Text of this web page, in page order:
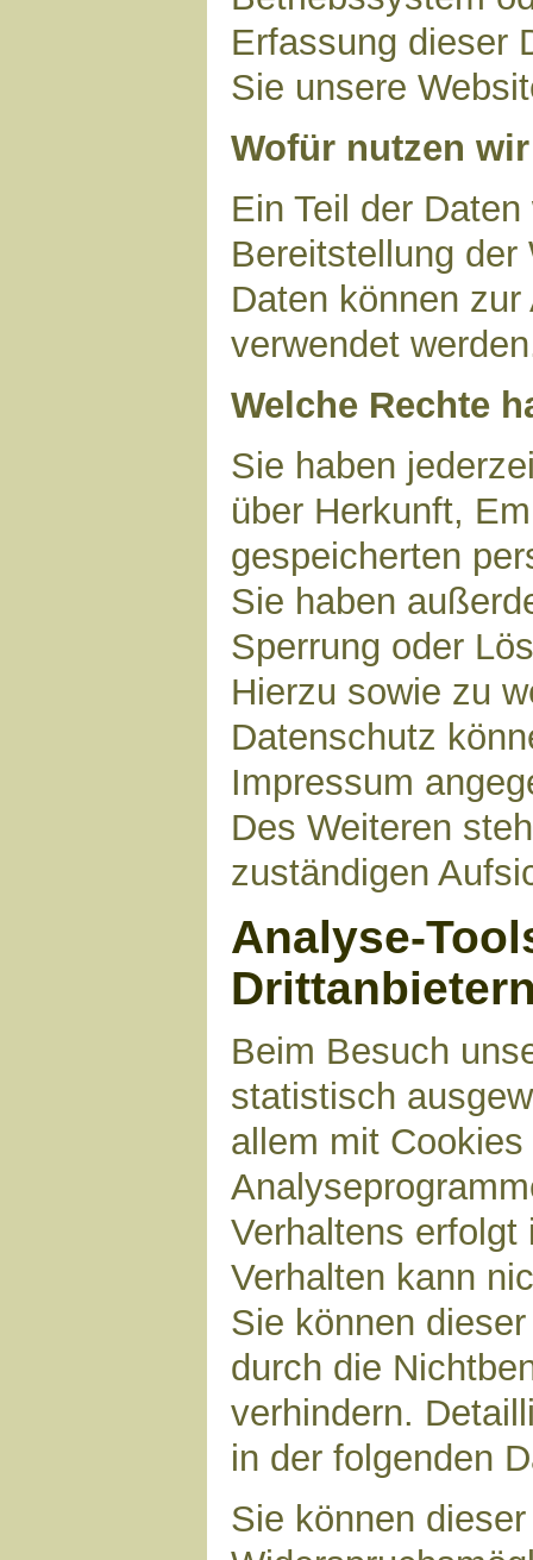
Erfassung dieser
Sie unsere
Wofür nutzen
Ein Teil der
Bereitstellung der
Daten können
verwendet
Welche Rechte
Sie haben
über Herkunft,
gespeicherten
Sie haben
Sperrung oder
Hierzu sowie zu
Datenschutz
Impressum
Des Weiteren
zuständigen
Analyse-
Beim Besuch
statistisch
allem mit
Verhaltens
Verhalten kann
Sie können
durch die
verhindern.
in der folgenden
Sie können